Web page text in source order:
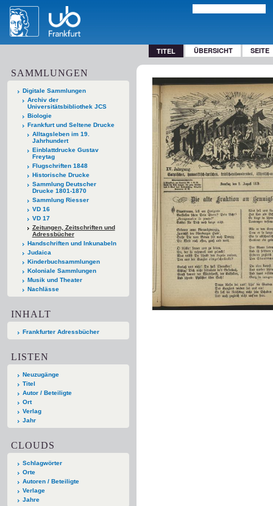
TITEL ÜBERSICHT SEITE
SAMMLUNGEN
Digitale Sammlungen
Archiv der
Universitätsbibliothek JCS
Biologie
Frankfurt und Seltene Drucke
Alltagsleben im 19.
Jahrhundert
Einblattdrucke Gustav
Freytag
Flugschriften 1848
Historische Drucke
Sammlung Deutscher
Drucke 1801-1870
Sammlung Riesser
VD 16
VD 17
Zeitungen, Zeitschriften und
Adressbücher
Handschriften und Inkunabeln
Judaica
Kinderbuchsammlungen
Koloniale Sammlungen
Musik und Theater
Nachlässe
INHALT
Frankfurter Adressbücher
LISTEN
Neuzugänge
Titel
Autor / Beteiligte
Ort
Verlag
Jahr
CLOUDS
Schlagwörter
Orte
Autoren / Beteiligte
Verlage
Jahre